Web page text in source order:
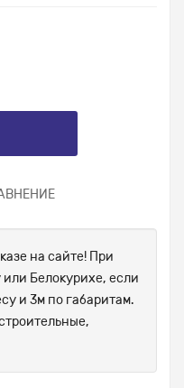
на сайте! При
или Белокурихе, если
и 3м по габаритам.